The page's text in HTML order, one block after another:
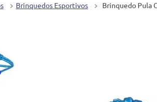
Brinquedos Esportivos Brinquedo Pula